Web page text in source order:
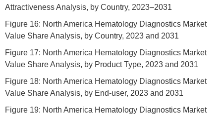
Attractiveness Analysis, by Country, 2023–2031
Figure 16: North America Hematology Diagnostics Market
Value Share Analysis, by Country, 2023 and 2031
Figure 17: North America Hematology Diagnostics Market
Value Share Analysis, by Product Type, 2023 and 2031
Figure 18: North America Hematology Diagnostics Market
Value Share Analysis, by End-user, 2023 and 2031
Figure 19: North America Hematology Diagnostics Market